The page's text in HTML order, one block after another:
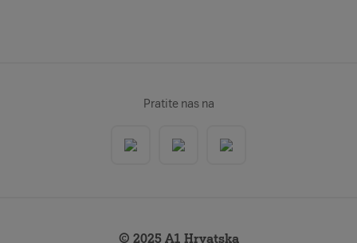
Pratite nas na
© 2025 A1 Hrvatska